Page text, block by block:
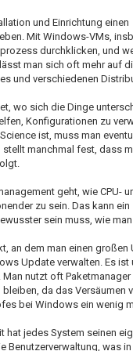
und Einrichtung einen
Mit Windows-VMs,
durchklicken, und
man sich oft mehr auf
und verschiedenen
wo sich die Dinge
Konfigurationen zu
ist, muss man
manchmal fest, dass
geht, wie CPU-
zu sein. Das kann
sein muss, wie
an dem man einen
Update verwalten. Es
nutzt oft
da das
bei Windows ein wenig
hat jedes System seinen
Benutzerverwaltung, was